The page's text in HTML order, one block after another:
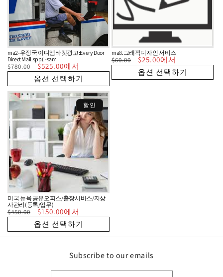
ma2-우정국 이디엠타켓광고:Every Door
Direct Mail.spp(:-sam
정
가
$780.00 할
인
가
$525.00에서
옵션 선택하기
ma8.그래픽디자인 서비스
정
가
$60.00 할
인
가
$25.00에서
옵션 선택하기
할인
미국 뉴욕 공유오피스/출장서비스/지상
사관리(등록/업무)
정
가
$450.00 할
인
가
$150.00에서
옵션 선택하기
Subscribe to our emails